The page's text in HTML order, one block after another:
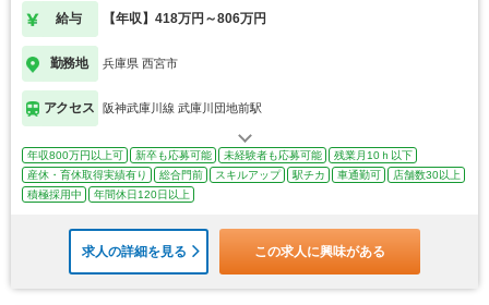
給与 【年収】418万円～806万円
勤務地 兵庫県 西宮市
アクセス 阪神武庫川線 武庫川団地前駅
年収800万円以上可 新卒も応募可能 未経験者も応募可能
残業月10ｈ以下
産休・育休取得実績有り
総合門前 スキルアップ 駅チカ 車通勤可
店舗数30以上
積極採用中
年間休日120日以上
求人の詳細を見る この求人に興味がある